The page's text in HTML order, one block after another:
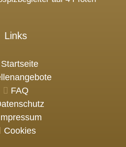
Links
Startseite
FAQ
Cookies